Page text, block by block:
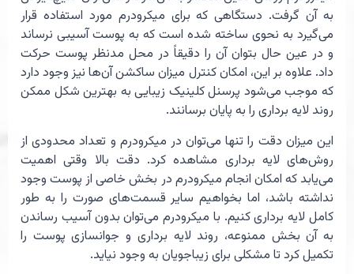
به آن گرفت. دستگاهی که برای میکرودرم مورد استفاده قرار
می‌گیرد به نحوی ساخته شده است که به پوست آسیبی نرساند
و در عین حال بتوان آن را دقیقاً در محل مدنظر پوست حرکت
داد. علاوه بر این، امکان کنترل میزان ساکشن آن‌ها نیز وجود دارد
که موجب می‌شود پرسنل کلینیک زیبایی به بهترین شکل ممکن
روند لایه برداری را به پایان برسانند.
این میزان دقت را تنها می‌توان در میکرودرم و تعداد محدودی از
روش‌های لایه برداری مشاهده کرد. دقت بالا وقتی اهمیت
می‌يابد که امکان انجام میکرودرم در بخش خاصی از پوست وجود
نداشته باشد، اما بخواهیم سایر قسمت‌های صورت را به طور
کامل لایه برداری کنیم. با میکرودرم می‌توان بدون آسیب رساندن
به آن بخش ممنوعه، روند لایه برداری و جوانسازی پوست را
تکمیل کرد تا مشکلی برای زیباجویان به وجود نیاید.